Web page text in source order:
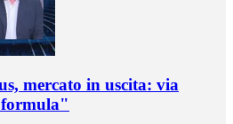
mercato in uscita: via
formula"